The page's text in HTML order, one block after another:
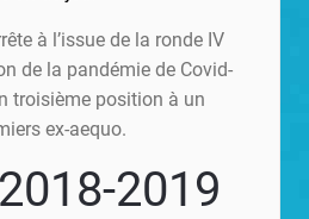
à l’issue de la ronde IV
de la pandémie de Covid-
troisième position à un
ex-aequo.
2019